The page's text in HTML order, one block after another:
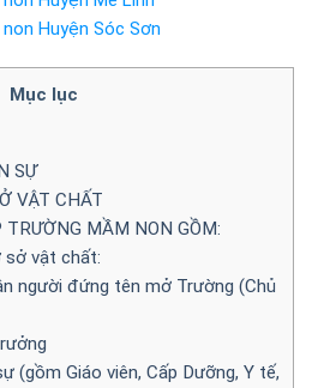
Huyện Sóc Sơn
Mục lục
SỰ
VẬT CHẤT
MẦM NON GỒM:
sở vật chất:
người đứng tên mở Trường (Chủ
(gồm Giáo viên, Cấp Dưỡng, Y tế,